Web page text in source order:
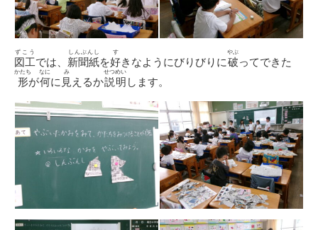
図工
ずこう
では、 新聞紙
しんぶんし
を好
す
きなようにびりびりに破
やぶ
ってできた
形
かたち
が何
なに
に 見
み
えるか説明
せつめい
します。